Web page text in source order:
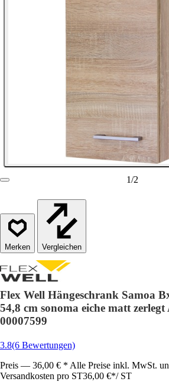
1/2
Vergleichen
Flex Well Hängeschrank Samoa
54,8 cm sonoma eiche matt
00007599
3.8(6 Bewertungen)
Preis — 36,00 € * Alle Preise inkl. MwSt.
Versandkosten pro ST36,00 €*/ ST